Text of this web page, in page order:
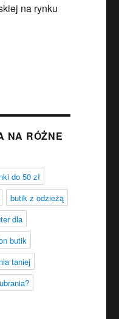
na rynku
NA RÓŻNE
do 50 zł
butik z odzieżą
dla
butik
taniej